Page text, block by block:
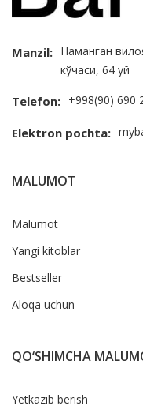
Manzil: Наманган
кўчаси, 64 уй
Telefon: +998(90) 690
Elektron pochta:
MALUMOT
Malumot
Yangi kitoblar
Bestseller
Aloqa uchun
QO‘SHIMCHA
Yetkazib berish